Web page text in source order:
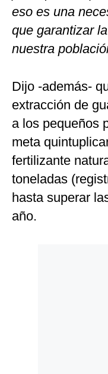
eso es una
que garantizar
nuestra
Dijo -además-
extracción de
a los pequeños
meta
fertilizante
toneladas
hasta superar
año.